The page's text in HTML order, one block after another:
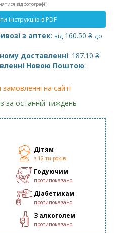
від фотографії
інструкцію в PDF
з аптек: від 160.50 ₴ до
доставленні: 187.10 ₴
Новою Поштою:
на сайті
за останній тиждень
Дітям
з 12-ти років
Годуючим
протипоказано
Діабетикам
протипоказано
З алкоголем
протипоказано